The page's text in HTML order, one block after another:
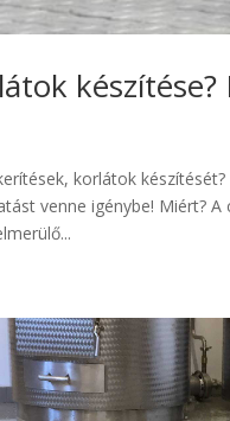
készítése?
korlátok
venne igénybe! Miért?